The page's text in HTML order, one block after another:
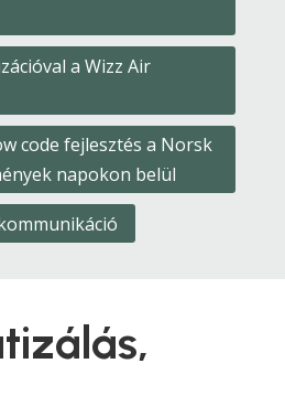
a Wizz Air
code fejlesztés a Norsk
napokon belül